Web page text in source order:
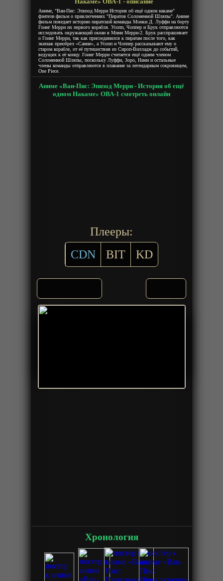
Аниме, "Ван-Пис: Эпизод Мерри История об ещё одном накаме"
фэнтези фильм о приключениях "Пиратов Соломенной Шляпы". Аниме
фильм поведает историю пиратской команды Монки Д. Луффи на борту
Гоинг Мерри их первого корабля. Усопп, Чоппер и Брук отправляются
исследовать окружающий океан в Мини Мерри-2. Брук расспрашивает
о Гоинг Мерри, так как присоединился к пиратам после того, как
экипаж приобрел «Санни», а Усопп и Чоппер рассказывают ему о
старом корабле, от её путешествия из Сироп-Вилладж до событий,
ведущих к её концу. Гоинг Мерри считается ещё одним членом
Соломенной Шляпы, поскольку Луффи, Зоро, Нами и остальные
члены команды отправляются в плавание за легендарным сокровищем,
One Piece.
Аниме «Ван-Пис: Эпизод Мерри - История об ещё
одном Накаме» ОВА-1 смотреть онлайн
Плееры:
CDN
BIT KD
Хронология